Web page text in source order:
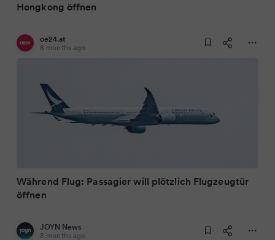
Hongkong öffnen
oe24.at
8 months ago
Während Flug: Passagier will plötzlich Flugzeugtür
öffnen
JOYN News
8 months ago